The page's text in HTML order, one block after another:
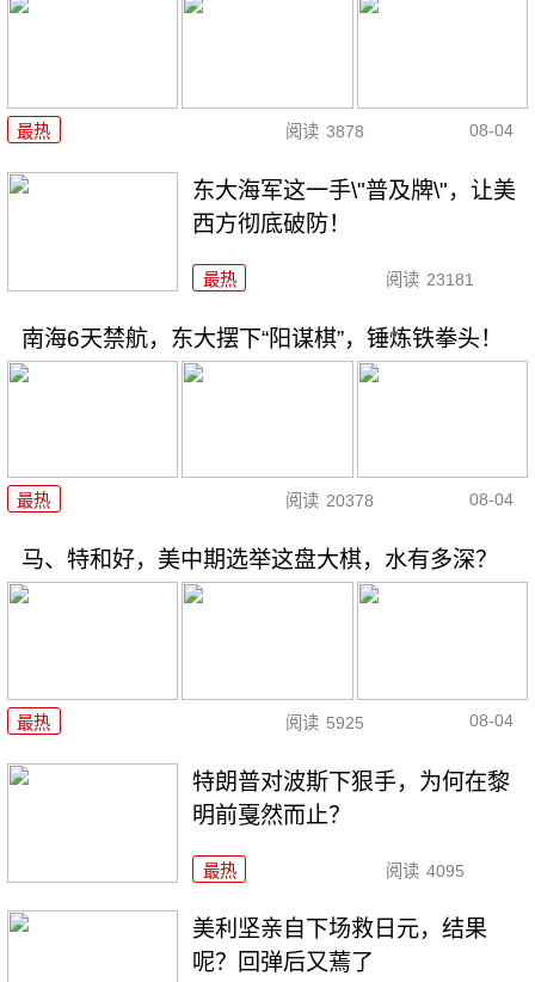
最热 阅读 3878 08-04
东大海军这一手\"普及牌\"，让美
西方彻底破防！
最热 阅读 23181
南海6天禁航，东大摆下“阳谋棋”，锤炼铁拳头！
最热 阅读 20378 08-04
马、特和好，美中期选举这盘大棋，水有多深？
最热 阅读 5925 08-04
特朗普对波斯下狠手，为何在黎
明前戛然而止？
最热 阅读 4095
美利坚亲自下场救日元，结果
呢？回弹后又蔫了